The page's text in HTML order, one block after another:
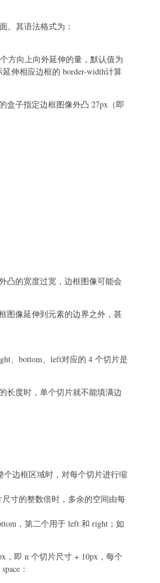
。其语法格式为：
方向上向外延伸的量，默认值为
伸相应边框的 border-width计算
盒子指定边框图像外凸 27px（即
凸的宽度过宽，边框图像可能会
图像延伸到元素的边界之外，甚
、bottom、left对应的 4 个切片是
长度时，单个切片就不能填满边
边框区域时，对每个切片进行缩
寸的整数倍时，多余的空间由每
，第二个用于 left 和 right；如
，即 n 个切片尺寸 + 10px，每个
：